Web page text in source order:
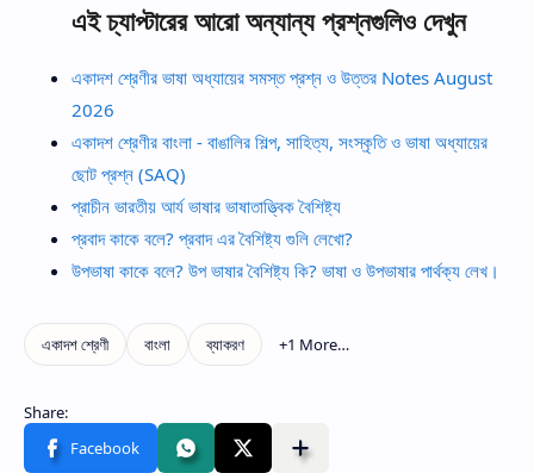
এই চ্যাপ্টারের আরো অন্যান্য প্রশ্নগুলিও দেখুন
একাদশ শ্রেণীর ভাষা অধ্যায়ের সমস্ত প্রশ্ন ও উত্তর Notes August
2026
একাদশ শ্রেণীর বাংলা - বাঙালির শিল্প, সাহিত্য, সংস্কৃতি ও ভাষা অধ্যায়ের
ছোট প্রশ্ন (SAQ)
প্রাচীন ভারতীয় আর্য ভাষার ভাষাতাত্ত্বিক বৈশিষ্ট্য
প্রবাদ কাকে বলে? প্রবাদ এর বৈশিষ্ট্য গুলি লেখো?
উপভাষা কাকে বলে? উপ ভাষার বৈশিষ্ট্য কি? ভাষা ও উপভাষার পার্থক্য লেখ।